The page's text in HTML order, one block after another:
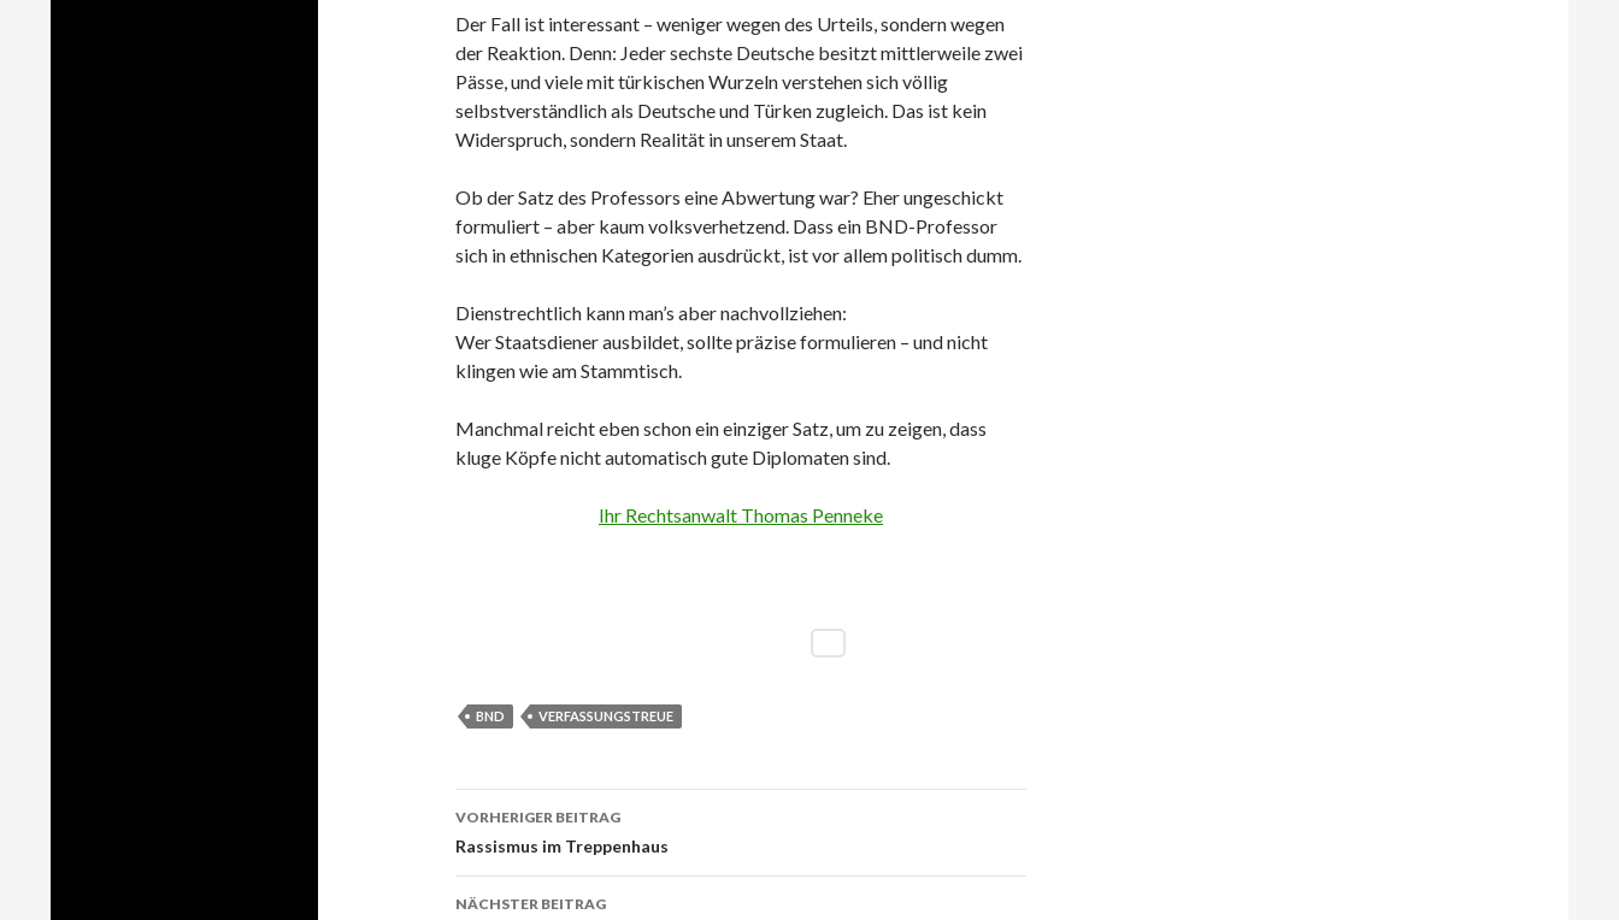
Der Fall ist interessant – weniger wegen des Urteils, sondern wegen
der Reaktion. Denn: Jeder sechste Deutsche besitzt mittlerweile zwei
Pässe, und viele mit türkischen Wurzeln verstehen sich völlig
selbstverständlich als Deutsche und Türken zugleich. Das ist kein
Widerspruch, sondern Realität in unserem Staat.
Ob der Satz des Professors eine Abwertung war? Eher ungeschickt
formuliert – aber kaum volksverhetzend. Dass ein BND-Professor
sich in ethnischen Kategorien ausdrückt, ist vor allempolitisch dumm.
Dienstrechtlich kann man’s aber nachvollziehen:
Wer Staatsdiener ausbildet, sollte präzise formulieren – und nicht
klingen wie am Stammtisch.
Manchmal reicht eben schon ein einziger Satz, um zu zeigen, dass
kluge Köpfe nicht automatisch gute Diplomaten sind.
Ihr Rechtsanwalt Thomas Penneke
BND VERFASSUNGSTREUE
Beitrags-
Navigation
VORHERIGER BEITRAG
Rassismus im Treppenhaus
NÄCHSTER BEITRAG